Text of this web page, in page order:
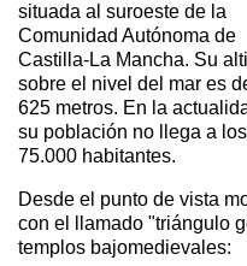
situada al suroeste de la
Comunidad Autónoma de
Castilla-La Mancha. Su
sobre el nivel del mar es
625 metros. En la
su población no llega a los
75.000 habitantes.
Desde el punto de vista
con el llamado "triángulo
templos bajomedievales: